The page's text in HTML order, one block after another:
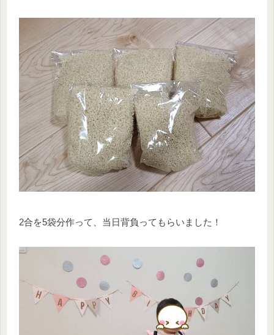
2合を5袋分作って、当日背負ってもらいました！